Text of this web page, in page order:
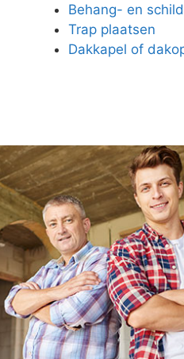
Behang- en
Trap plaatsen
Dakkapel of